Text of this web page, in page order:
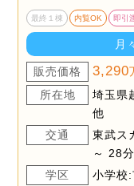
最終１棟 内覧OK 即引
月
販売価格 3,290
所在地
埼玉県
他
交通
東武ス
～ 28
学区
小学校